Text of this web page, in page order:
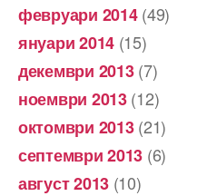
февруари 2014(49)
януари 2014 (15)
декември 2013(7)
ноември 2013(12)
октомври 2013(21)
септември 2013 (6)
август 2013 (10)